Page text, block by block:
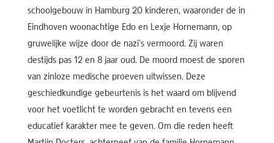
schoolgebouw in Hamburg 20 kinderen, waaronder de in
Eindhoven woonachtige Edo en Lexje Hornemann, op
gruwelijke wijze door de nazi’s vermoord. Zij waren
destijds pas 12 en 8 jaar oud. De moord moest de sporen
van zinloze medische proeven uitwissen. Deze
geschiedkundige gebeurtenis is het waard om blijvend
voor het voetlicht te worden gebracht en tevens een
educatief karakter mee te geven. Om die reden heeft